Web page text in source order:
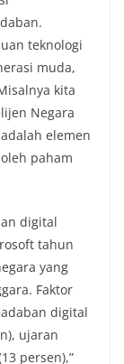
teknologi
muda,
kita
Negara
elemen
paham
digital
tahun
yang
Faktor
digital
ujaran
persen),”